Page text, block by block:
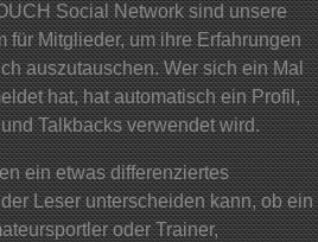
Social Network sind unsere
für Mitglieder, um ihre Erfahrungen
auszutauschen. Wer sich ein Mal
hat, hat automatisch ein Profil,
Talkbacks verwendet wird.
ein etwas differenziertes
Leser unterscheiden kann, ob ein
oder Trainer,